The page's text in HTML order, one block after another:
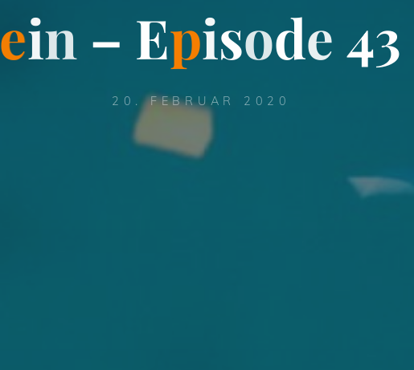
ein – Episode 43
20. FEBRUAR 2020